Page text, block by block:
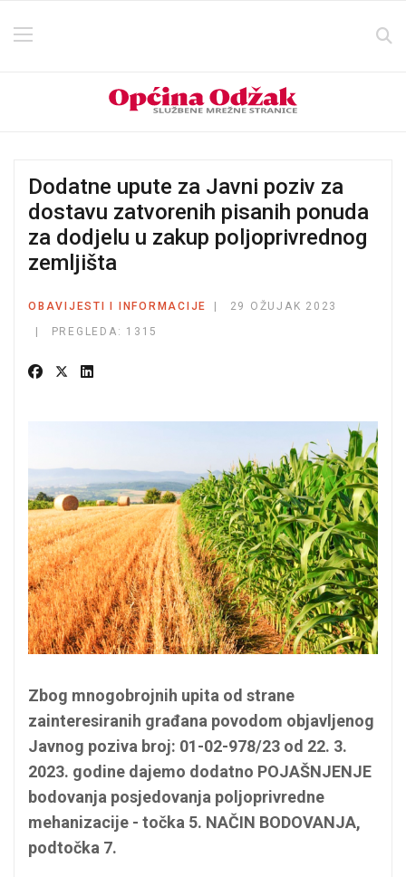
Dodatne upute za Javni poziv za
dostavu zatvorenih pisanih ponuda
za dodjelu u zakup poljoprivrednog
zemljišta
OBAVIJESTI I INFORMACIJE
29 OŽUJAK 2023
PREGLEDA: 1315
Zbog mnogobrojnih upita od strane
zainteresiranih građana povodom objavljenog
Javnog poziva broj: 01-02-978/23 od 22. 3.
2023. godine dajemo dodatno POJAŠNJENJE
bodovanja posjedovanja poljoprivredne
mehanizacije - točka 5. NAČIN BODOVANJA,
podtočka 7.